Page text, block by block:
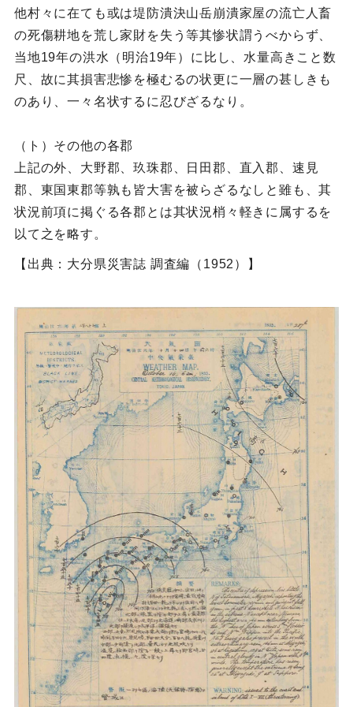
他村々に在ても或は堤防潰決山岳崩潰家屋の流亡人畜
の死傷耕地を荒し家財を失う等其惨状謂うべからず、
当地19年の洪水（明治19年）に比し、水量高きこと数
尺、故に其損害悲惨を極むるの状更に一層の甚しきも
のあり、一々名状するに忍びざるなり。
（ト）その他の各郡
上記の外、大野郡、玖珠郡、日田郡、直入郡、速見
郡、東国東郡等孰も皆大害を被らざるなしと雖も、其
状況前項に掲ぐる各郡とは其状況梢々軽きに属するを
以て之を略す。
【出典：大分県災害誌 調査編（1952）】